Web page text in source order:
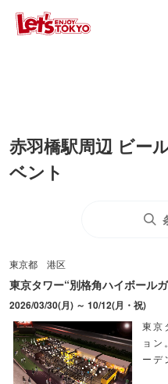
赤羽橋駅周辺 ビー
ベント
東京都 港区
東京タワー“別格角ハイボール
2026/03/30(月) ～ 10/12(月・祝)
東京
ョ
ーデ